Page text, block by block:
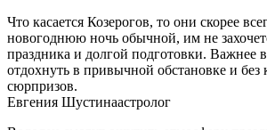
Что касается Козерогов, то они скорее
новогоднюю ночь обычной, им не
праздника и долгой подготовки. Важнее
отдохнуть в привычной обстановке и без
сюрпризов.
Евгения Шустинаастролог